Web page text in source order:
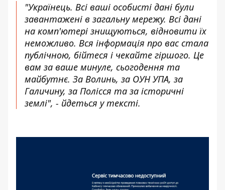
"Українець. Всі ваші особисті дані були
завантажені в загальну мережу. Всі дані
на комп'ютері знищуються, відновити їх
неможливо. Вся інформація про вас стала
публічною, бійтеся і чекайте гіршого. Це
вам за ваше минуле, сьогодення та
майбутнє. За Волинь, за ОУН УПА, за
Галичину, за Полісся та за історичні
землі", - йдеться у тексті.